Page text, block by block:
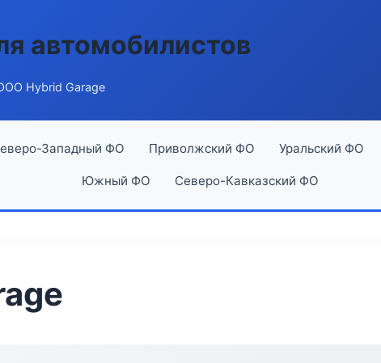
автомобилистов
Hybrid Garage
Западный ФО Приволжский ФО Уральский ФО
Южный ФО Северо-Кавказский ФО